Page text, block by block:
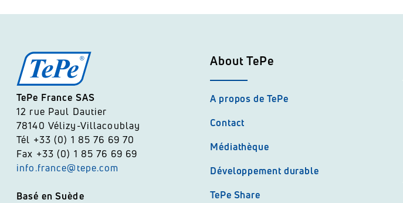
TePe France SAS
12 rue Paul Dautier
78140 Vélizy-Villacoublay
Tél +33 (0) 1 85 76 69 70
Fax +33 (0) 1 85 76 69 69
info.france@tepe.com
Basé en Suède
About TePe
A propos de TePe
Contact
Médiathèque
Développement durable
TePe Share